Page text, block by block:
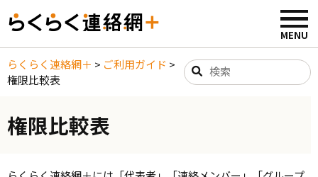
らくらく連絡網＋ > ご利用ガイド >
権限比較表
権限比較表